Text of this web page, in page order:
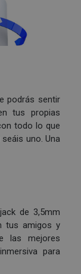
podrás sentir
tus propias
todo lo que
uno. Una
de 3,5mm
tus amigos y
las mejores
para